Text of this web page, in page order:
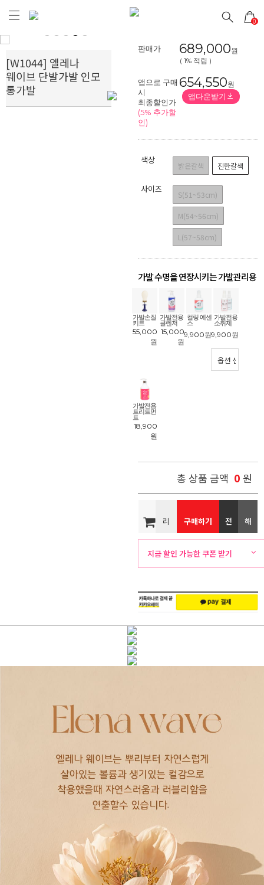
0
Next
[W1044] 엘레나
웨이브 단발가발 인모
통가발
판매가 689,000원
( 1% 적립 )
앱으로 구매
시
최종할인가
(5% 추가할
인)
654,550원
앱다운받기
색상
밝은갈색 진한갈색
사이즈
S(51~53cm)
M(54~56cm)
L(57~58cm)
가발 수명을 연장시키는 가발관리용
품!
가발손질
키트
55,000
원
가발전용
클렌저
15,000
원
컬링 에센
스
9,900원
가발전용
소취제
9,900원
가발전용
트리트먼
트
18,900
원
총 상품 금액 0 원
리
뷰
구매하기 전
화
문
해
외
송
지금 할인 가능한 쿠폰 받기